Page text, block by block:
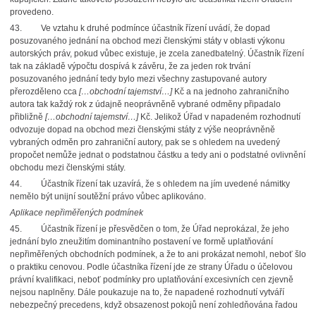
provedeno.
43.
Ve vztahu k druhé podmínce účastník řízení uvádí, že dopad
posuzovaného jednání na obchod mezi členskými státy v oblasti výkonu
autorských práv, pokud vůbec existuje, je zcela zanedbatelný. Účastník řízení
tak na základě výpočtu dospívá k závěru, že za jeden rok trvání
posuzovaného jednání tedy bylo mezi všechny zastupované autory
přerozděleno cca […obchodní tajemství…]Kč a na jednoho zahraničního
autora tak každý rok z údajně neoprávněně vybrané odměny připadalo
přibližně […obchodní tajemství…]Kč. Jelikož Úřad v napadeném rozhodnutí
odvozuje dopad na obchod mezi členskými státy z výše neoprávněně
vybraných odměn pro zahraniční autory, pak se s ohledem na uvedený
propočet nemůže jednat o podstatnou částku a tedy ani o podstatné ovlivnění
obchodu mezi členskými státy.
44.
Účastník řízení tak uzavírá, že s ohledem na jím uvedené námitky
nemělo být unijní soutěžní právo vůbec aplikováno.
Aplikace nepřiměřených podmínek
45.
Účastník řízení je přesvědčen o tom, že Úřad neprokázal, že jeho
jednání bylo zneužitím dominantního postavení ve formě uplatňování
nepřiměřených obchodních podmínek, a že to ani prokázat nemohl, neboť šlo
o praktiku cenovou. Podle účastníka řízení jde ze strany Úřadu o účelovou
právní kvalifikaci, neboť podmínky pro uplatňování excesivních cen zjevně
nejsou naplněny. Dále poukazuje na to, že napadené rozhodnutí vytváří
nebezpečný precedens, když obsazenost pokojů není zohledňována řadou